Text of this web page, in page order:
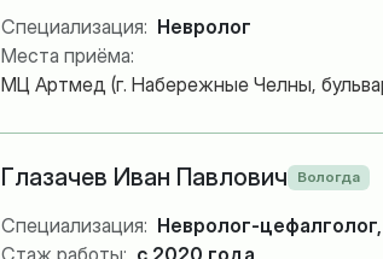
Специализация: Невролог
Места приёма:
МЦ Артмед (г. Набережные Челны,
Глазачев Иван Павлович Вологда
Специализация: Невролог-